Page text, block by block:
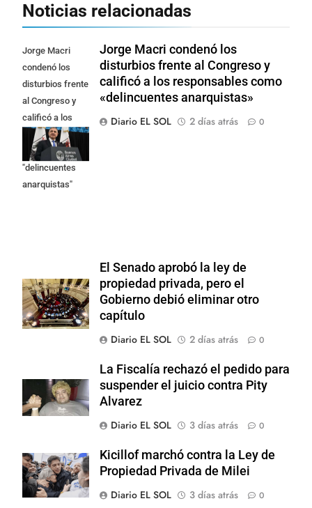
Noticias relacionadas
Jorge Macri
condenó los
disturbios frente
al Congreso y
calificó a los
responsables
como
"delincuentes
anarquistas"
Jorge Macri condenó los
disturbios frente al Congreso y
calificó a los responsables como
«delincuentes anarquistas»
Diario EL SOL
2 días atrás 0
El Senado aprobó la ley de
propiedad privada, pero el
Gobierno debió eliminar otro
capítulo
Diario EL SOL
2 días atrás 0
La Fiscalía rechazó el pedido para
suspender el juicio contra Pity
Alvarez
Diario EL SOL
3 días atrás 0
Kicillof marchó contra la Ley de
Propiedad Privada de Milei
Diario EL SOL
3 días atrás 0